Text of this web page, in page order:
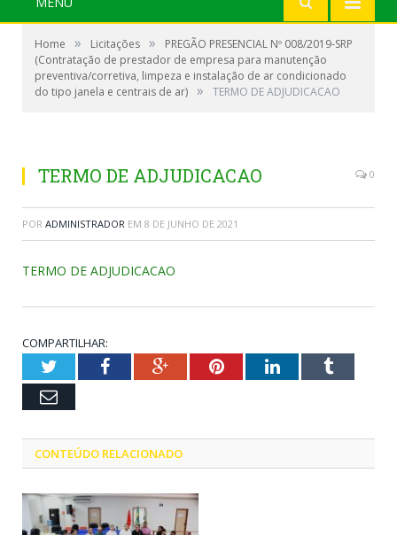
Home » Licitações »
PREGÃO PRESENCIAL Nº 008/2019-SRP
(Contratação de prestador de empresa para manutenção
preventiva/corretiva, limpeza e instalação de ar condicionado
do tipo janela e centrais de ar) » TERMO DE ADJUDICACAO
TERMO DE ADJUDICACAO 0
POR ADMINISTRADOR EM 8 DE JUNHO DE 2021
TERMO DE ADJUDICACAO
COMPARTILHAR:
TwitterFacebookGoogle+PinterestLinkedInTumblr
Email
CONTEÚDO RELACIONADO